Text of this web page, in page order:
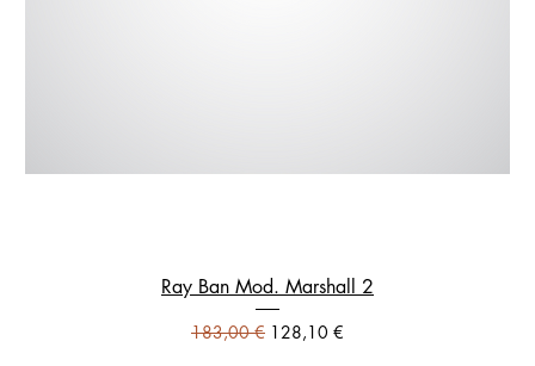
Ray Ban Mod. Marshall 2
Prezzo regolare
183,00 € Prezzo scontato
128,10 €